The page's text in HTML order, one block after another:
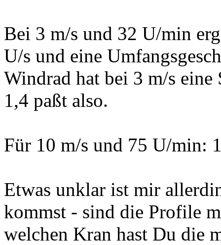
Bei 3 m/s und 32 U/min
U/s und eine
Windrad hat bei 3 m/s
1,4 paßt also.
Für 10 m/s und 75 U/min:
Etwas unklar ist mir
kommst - sind die Profile
welchen Kran hast Du die